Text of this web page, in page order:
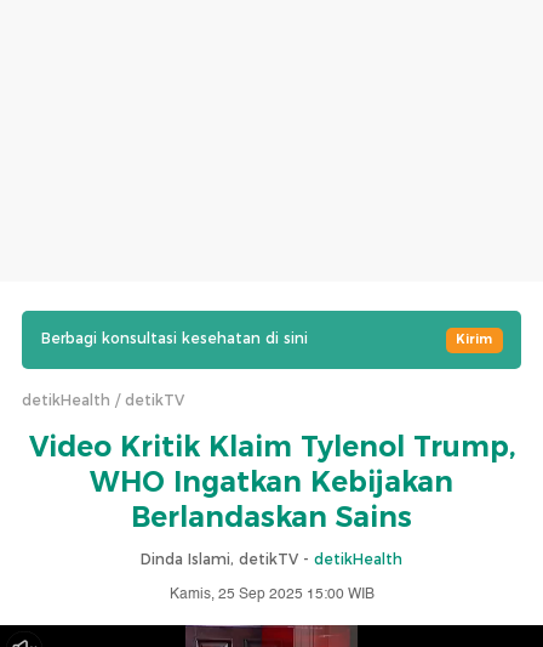
Berbagi konsultasi kesehatan di sini Kirim
detikHealth detikTV
Video Kritik Klaim Tylenol Trump,
WHO Ingatkan Kebijakan
Berlandaskan Sains
Dinda Islami, detikTV - detikHealth
Kamis, 25 Sep 2025 15:00 WIB